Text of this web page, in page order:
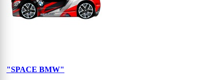
"SPACE BMW"